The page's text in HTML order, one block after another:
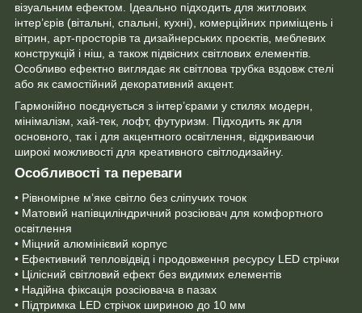
візуальним ефектом. Ідеально підходить для житлових
інтер’єрів (вітальні, спальні, кухні), комерційних приміщень і
вітрин, арт-просторів та дизайнерських проєктів, меблевих
конструкцій і ніш, а також підвісних світлових елементів.
Особливо ефектно виглядає як світлова трубка вздовж стелі
або як самостійний декоративний акцент.
Гармонійно поєднується з інтер’єрами у стилях модерн,
мінімалізм, хай-тек, лофт, футуризм. Підходить як для
основного, так і для акцентного освітлення, відкриваючи
широкі можливості для креативного світлодизайну.
Особливості та переваги
• Рівномірне м’яке світло без сліпучих точок
• Матовий напівциліндричний розсіювач для комфортного
освітлення
• Міцний алюмінієвий корпус
• Ефективний тепловідвід і продовження ресурсу LED стрічки
• Цілісний світловий ефект без видимих елементів
• Надійна фіксація розсіювача в пазах
• Підтримка LED стрічок шириною до 10 мм